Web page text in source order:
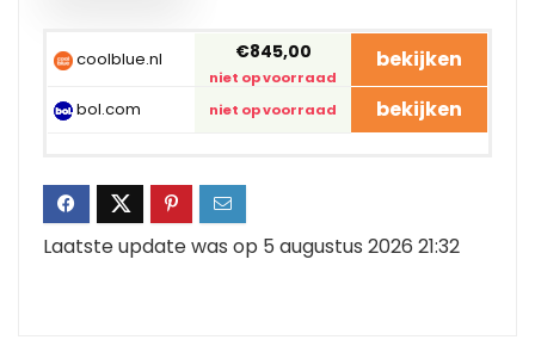
coolblue.nl €845,00
niet op voorraad
bekijken
bol.com niet op voorraad bekijken
Laatste update was op 5 augustus 2026 21:32